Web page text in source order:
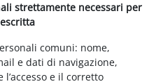
strettamente necessari per
comuni: nome,
e dati di navigazione,
e il corretto